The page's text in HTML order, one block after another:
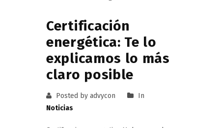
Certificación
energética: Te lo
explicamos lo más
claro posible
Posted by advycon
In
Noticias